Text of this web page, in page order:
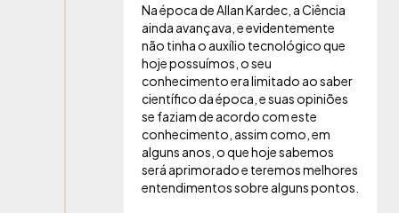
Na época de Allan Kardec, a Ciência
ainda avançava, e evidentemente
não tinha o auxílio tecnológico que
hoje possuímos, o seu
conhecimento era limitado ao saber
científico da época, e suas opiniões
se faziam de acordo com este
conhecimento, assim como, em
alguns anos, o que hoje sabemos
será aprimorado e teremos melhores
entendimentos sobre alguns pontos.